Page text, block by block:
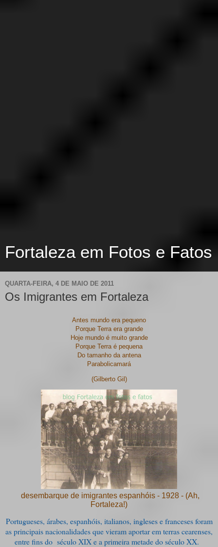
Fortaleza em Fotos e Fatos
QUARTA-FEIRA, 4 DE MAIO DE 2011
Os Imigrantes em Fortaleza
Antes mundo era pequeno
Porque Terra era grande
Hoje mundo é muito grande
Porque Terra é pequena
Do tamanho da antena
Parabolicamará
(Gilberto Gil)
desembarque de imigrantes espanhóis - 1928 - (Ah,
Fortaleza!)
Portugueses, árabes, espanhóis, italianos, ingleses e franceses foram
as principais nacionalidades que vieram aportar em terras cearenses,
entre fins do século XIX e a primeira metade do século XX.